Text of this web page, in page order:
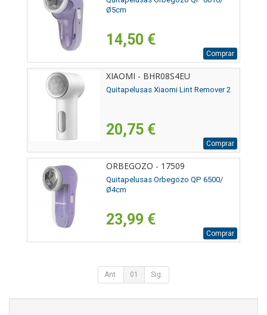
Ø5cm
14,50 €
Comprar
XIAOMI - BHR08S4EU
Quitapelusas Xiaomi Lint Remover 2
20,75 €
Comprar
ORBEGOZO - 17509
Quitapelusas Orbegozo QP 6500/
Ø4cm
23,99 €
Comprar
Ant. 01 Sig.